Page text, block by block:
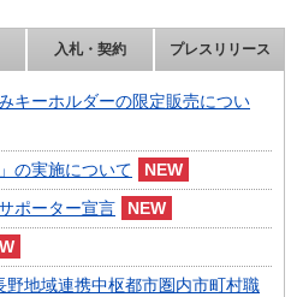
入札・契約 プレスリリース
キーホルダーの限定販売につい
の実施について
ポーター宣言
地域連携中枢都市圏内市町村職